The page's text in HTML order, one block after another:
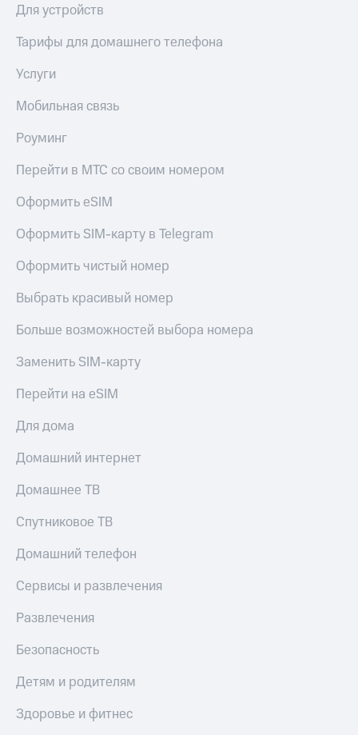
Описание
Уведомление
о
Другое
Контакты
деловая этика
Для устройств
Тарифы для домашнего телефона
Услуги
Мобильная связь
Роуминг
Перейти в МТС со своим номером
Оформить eSIM
Оформить SIM-карту в Telegram
Оформить чистый номер
Выбрать красивый номер
Больше возможностей выбора номера
Заменить SIM-карту
Перейти на eSIM
Для дома
Домашний интернет
Домашнее ТВ
Спутниковое ТВ
Домашний телефон
Сервисы и развлечения
Развлечения
Безопасность
Детям и родителям
Здоровье и фитнес